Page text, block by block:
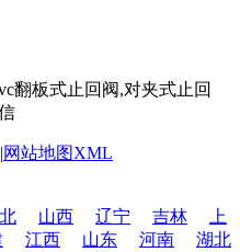
|网站地图XML
山西 辽宁 吉林
上
江西 山东 河南 湖北